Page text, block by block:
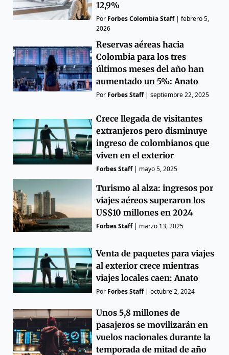
12,9%
Por Forbes Colombia Staff|febrero 5,
2026
Reservas aéreas hacia
Colombia para los tres
últimos meses del año han
aumentado un 5%: Anato
Por Forbes Staff|septiembre 22, 2025
Crece llegada de visitantes
extranjeros pero disminuye
ingreso de colombianos que
viven en el exterior
Forbes Staff| mayo 5, 2025
Turismo al alza: ingresos por
viajes aéreos superaron los
US$10 millones en 2024
Forbes Staff| marzo 13, 2025
Venta de paquetes para viajes
al exterior crece mientras
viajes locales caen: Anato
Por Forbes Staff|octubre 2, 2024
Unos 5,8 millones de
pasajeros se movilizarán en
vuelos nacionales durante la
temporada de mitad de año